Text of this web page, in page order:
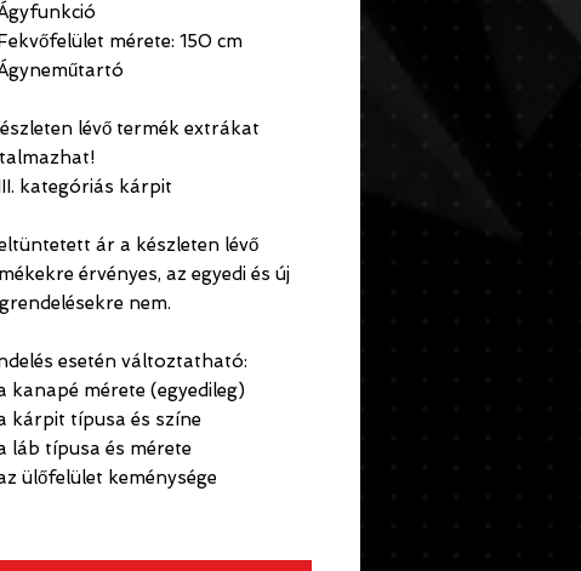
mérete: 150 cm
lévő termék extrákat
kategóriás kárpit
ár a készleten lévő
érvényes, az egyedi és új
nem.
esetén változtatható:
kanapé mérete (egyedileg)
kárpit típusa és színe
láb típusa és mérete
ülőfelület keménysége